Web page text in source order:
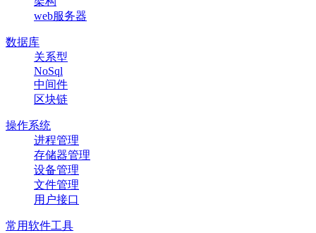
web服务器
数据库
关系型
NoSql
中间件
区块链
操作系统
进程管理
存储器管理
设备管理
文件管理
用户接口
常用软件工具